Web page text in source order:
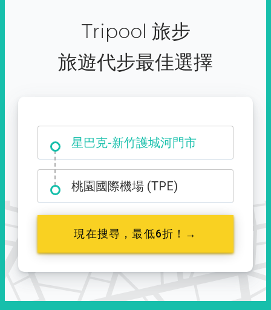
Tripool 旅步
旅遊代步最佳選擇
大霸尖山登山口
桃園國際機場 (TPE)
現在搜尋，最低6折！→